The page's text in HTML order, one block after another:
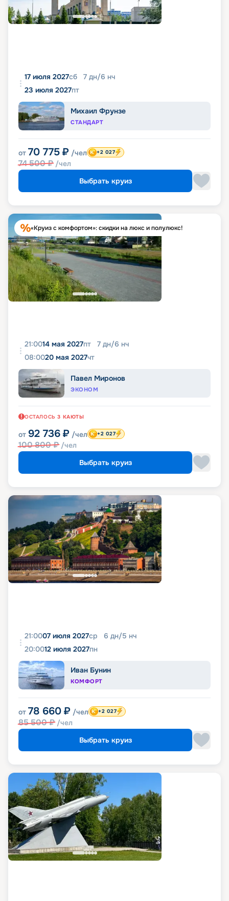
17 июля 2027сб 7 дн/6 нч
23 июля 2027пт
Михаил Фрунзе
СТАНДАРТ
от 70 775 ₽ /чел
74 500₽ /чел
+2 027
Выбрать круиз
«Круиз с комфортом»: скидки на люкс и полулюкс!
21:0014 мая 2027пт 7 дн/6 нч
08:0020 мая 2027чт
Павел Миронов
ЭКОНОМ
ОСТАЛОСЬ 3 КАЮТЫ
от 92 736 ₽ /чел
100 800₽ /чел
+2 027
Выбрать круиз
21:0007 июля 2027ср 6 дн/5 нч
20:0012 июля 2027пн
Иван Бунин
КОМФОРТ
от 78 660 ₽ /чел
85 500₽ /чел
+2 027
Выбрать круиз